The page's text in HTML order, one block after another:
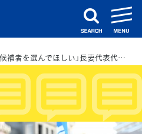
search
【都議選・江東】「お金にきれいな候補者を選んでほしい」長妻代表代行が千葉さきえ候補を応援